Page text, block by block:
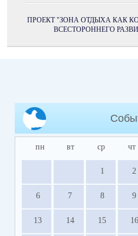
ПРОЕКТ "ЗОНА ОТДЫХА КАК
ВСЕСТОРОННЕГО
пн вт ср чт
1 2
6 7 8 9
13 14 15 16